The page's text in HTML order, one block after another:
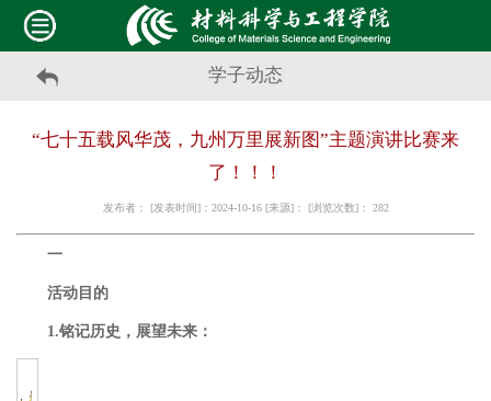
学子动态
“七十五载风华茂，九州万里展新图”主题演讲比赛来
了！！！
发布者： [发表时间]：2024-10-16 [来源]： [浏览次数]： 282
一
活动目的
1.铭记历史，展望未来：